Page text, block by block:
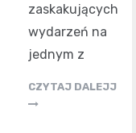
zaskakujących
wydarzeń na
jednym z
CZYTAJ DALEJJ